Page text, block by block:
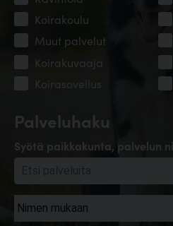
Palveluhaku
Syötä paikkakunta, palvelun
Koirakoulu
Muut palvelut
Koirakuvaaja
Koirasovellus